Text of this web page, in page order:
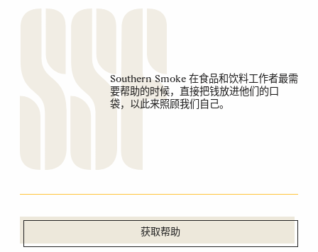
Southern Smoke 在食品和饮料工作者最需
要帮助的时候，直接把钱放进他们的口
袋，以此来照顾我们自己。
获取帮助